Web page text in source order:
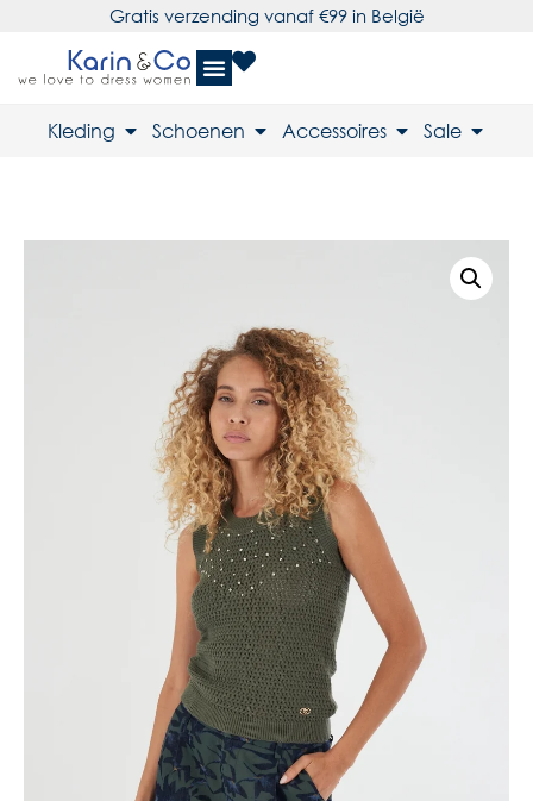
Gratis verzending vanaf €99 in België
Kleding Schoenen Accessoires Sale